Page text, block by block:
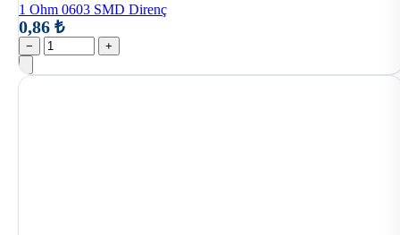
1 Ohm 0603 SMD Direnç
0,86 ₺
− +